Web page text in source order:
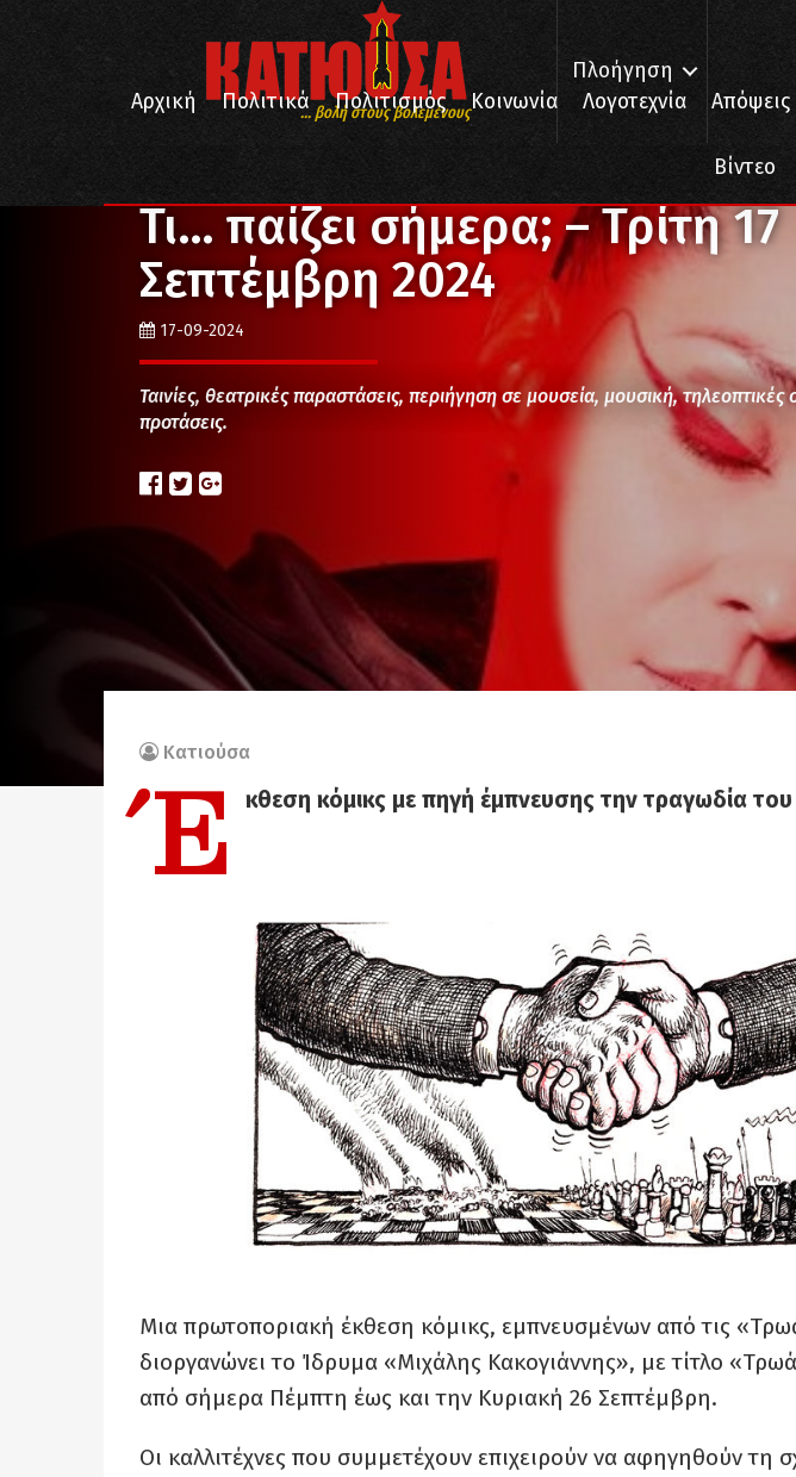
... βολή στους βολεμένους
Πλοήγηση
Αρχική
Πολιτικά Πολιτισμός Κοινωνία Λογοτεχνία Απόψεις
Βίντεο
Εκδηλώσεις
Τι… παίζει σήμερα; – Τρίτη 17
Σεπτέμβρη 2024
17-09-2024
Ταινίες, θεατρικές παραστάσεις, περιήγηση σε μουσεία, μουσική, τηλεοπτικές
προτάσεις.
Κατιούσα
Έ κθεση κόμικς με πηγή έμπνευσης την τραγωδία
Μια πρωτοποριακή έκθεση κόμικς, εμπνευσμένων από τις
διοργανώνει το Ίδρυμα «Μιχάλης Κακογιάννης», με τίτλο
από σήμερα Πέμπτη έως και την Κυριακή 26 Σεπτέμβρη.
Οι καλλιτέχνες που συμμετέχουν επιχειρούν να αφηγηθούν τη